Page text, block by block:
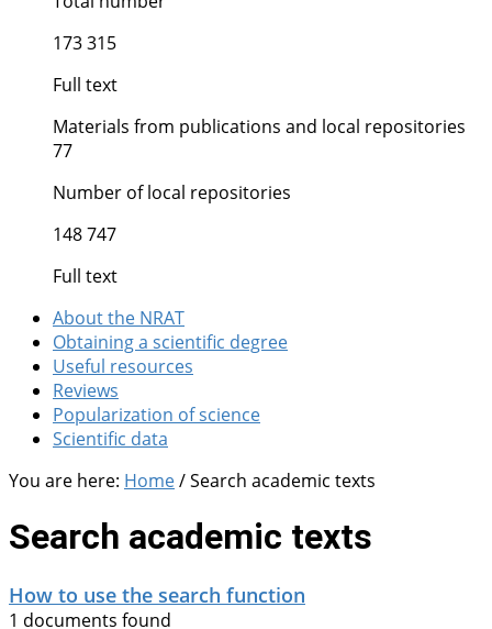
173 315
Full text
Materials from publications and local repositories
77
Number of local repositories
148 747
Full text
About the NRAT
Obtaining a scientific degree
Useful resources
Reviews
Popularization of science
Scientific data
You are here: Home/Search academic texts
Search academic texts
How to use the search function
1 documents found